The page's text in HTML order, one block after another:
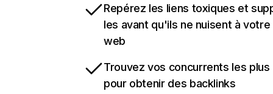
Repérez les liens toxiques et
les avant qu'ils ne nuisent à
web
Trouvez vos concurrents les
pour obtenir des backlinks